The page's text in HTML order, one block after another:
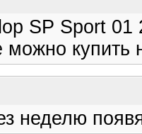
SP Sport 01
можно купить
неделю